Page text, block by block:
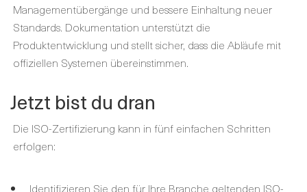
Managementübergänge und bessere Einhaltung neuer
Standards. Dokumentation unterstützt die
Produktentwicklung und stellt sicher, dass die Abläufe mit
offiziellen Systemen übereinstimmen.
Jetzt bist du dran
Die ISO-Zertifizierung kann in fünf einfachen Schritten
erfolgen:
Identifizieren Sie den für Ihre Branche geltenden ISO-